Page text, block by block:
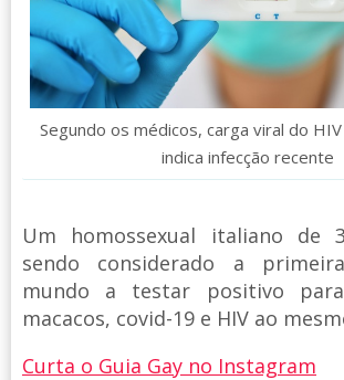
Segundo os médicos, carga viral do
indica infecção recente
Um homossexual italiano de
sendo considerado a
mundo a testar positivo
macacos, covid-19 e HIV ao
Curta o Guia Gay no Instagram